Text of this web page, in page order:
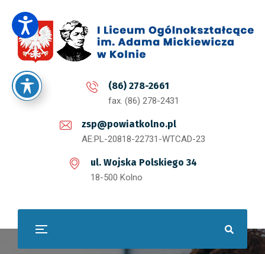
(86) 278-2661
fax. (86) 278-2431
zsp@powiatkolno.pl
AE:PL-20818-22731-WTCAD-23
ul. Wojska Polskiego 34
18-500 Kolno